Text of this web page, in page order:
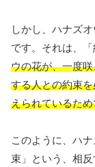
しかし、ハナズ
です。それは、「
ウの花が、一度
する人との約束
えられているた
このように、ハ
束」という、相